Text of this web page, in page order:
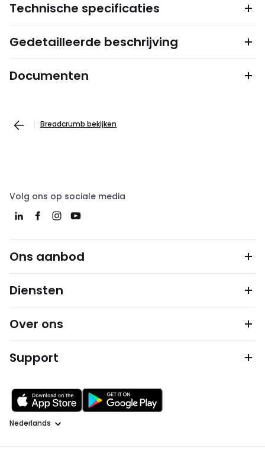
Technische specificaties
Gedetailleerde beschrijving
Documenten
Breadcrumb bekijken
Volg ons op sociale media
Ons aanbod
Diensten
Over ons
Support
Taal